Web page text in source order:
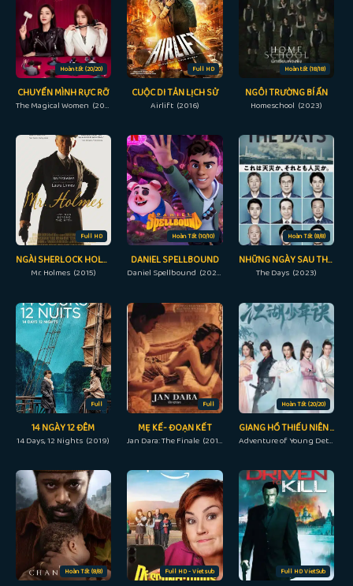
Hoàn tất (20/20)
CHUYỂN MÌNH RỰC RỠ
The Magical Women (2023)
Full HD
CUỘC DI TẢN LỊCH SỬ
Airlift (2016)
Hoàn tất (18/18)
NGÔI TRƯỜNG BÍ ẨN
Homeschool (2023)
Full HD
NGÀI SHERLOCK HOLMES
Mr. Holmes (2015)
Hoàn Tất (10/10)
DANIEL SPELLBOUND
Daniel Spellbound (2022)
Hoàn Tất (8/8)
NHỮNG NGÀY SAU THẢM HỌA
The Days (2023)
Full
14 NGÀY 12 ĐÊM
14 Days, 12 Nights (2019)
Full
MẸ KẾ- ĐOẠN KẾT
Jan Dara: The Finale (2013)
Hoàn Tất (20/20)
GIANG HỒ THIẾU NIÊN QUYẾT
Adventure of Young Detectives (2023)
Hoàn Tất (8/8) Full HD - Vietsub Full HD VietSub